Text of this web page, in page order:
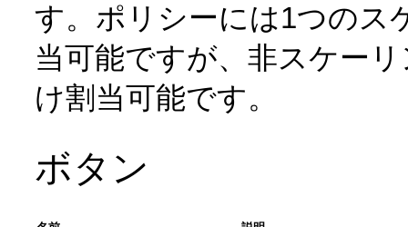
す。ポリシーには1つのス
当可能ですが、非スケー
け割当可能です。
ボタン